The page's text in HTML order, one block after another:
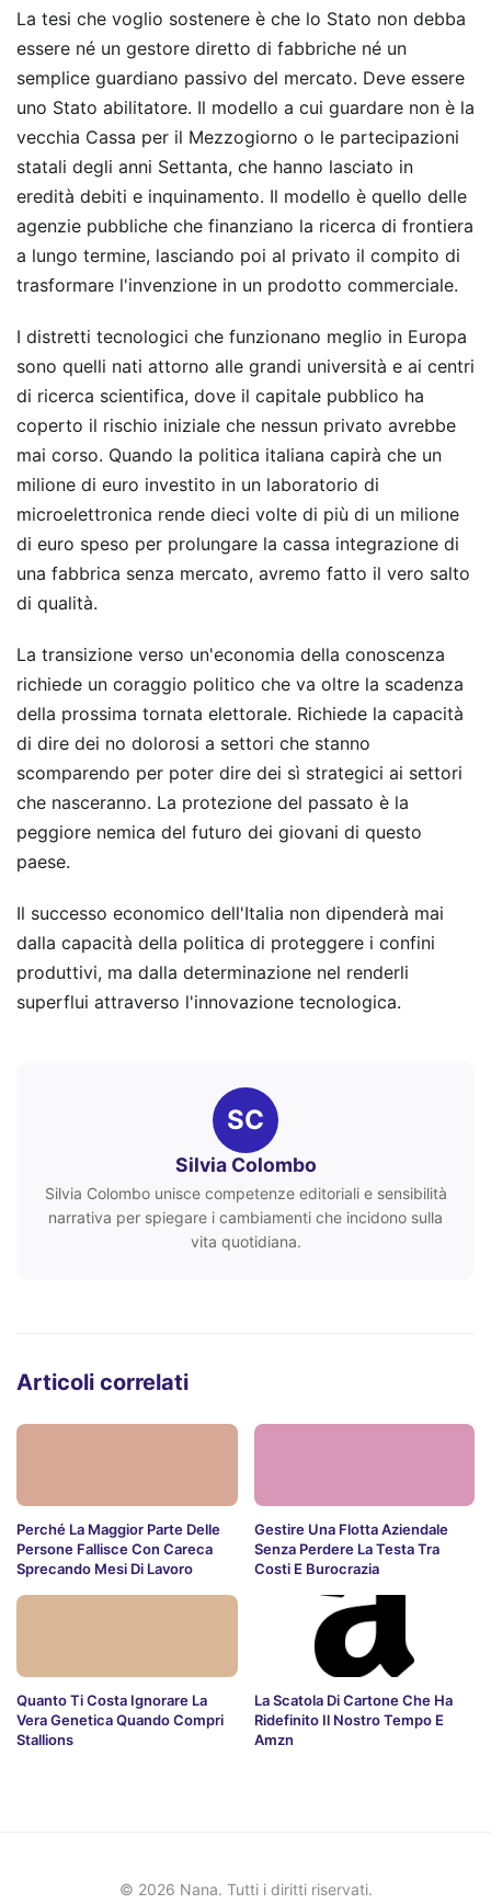
La tesi che voglio sostenere è che lo Stato non debba
essere né un gestore diretto di fabbriche né un
semplice guardiano passivo del mercato. Deve essere
uno Stato abilitatore. Il modello a cui guardare non è la
vecchia Cassa per il Mezzogiorno o le partecipazioni
statali degli anni Settanta, che hanno lasciato in
eredità debiti e inquinamento. Il modello è quello delle
agenzie pubbliche che finanziano la ricerca di frontiera
a lungo termine, lasciando poi al privato il compito di
trasformare l'invenzione in un prodotto commerciale.
I distretti tecnologici che funzionano meglio in Europa
sono quelli nati attorno alle grandi università e ai centri
di ricerca scientifica, dove il capitale pubblico ha
coperto il rischio iniziale che nessun privato avrebbe
mai corso. Quando la politica italiana capirà che un
milione di euro investito in un laboratorio di
microelettronica rende dieci volte di più di un milione
di euro speso per prolungare la cassa integrazione di
una fabbrica senza mercato, avremo fatto il vero salto
di qualità.
La transizione verso un'economia della conoscenza
richiede un coraggio politico che va oltre la scadenza
della prossima tornata elettorale. Richiede la capacità
di dire dei no dolorosi a settori che stanno
scomparendo per poter dire dei sì strategici ai settori
che nasceranno. La protezione del passato è la
peggiore nemica del futuro dei giovani di questo
paese.
Il successo economico dell'Italia non dipenderà mai
dalla capacità della politica di proteggere i confini
produttivi, ma dalla determinazione nel renderli
superflui attraverso l'innovazione tecnologica.
SC
Silvia Colombo
Silvia Colombo unisce competenze editoriali e sensibilità
narrativa per spiegare i cambiamenti che incidono sulla
vita quotidiana.
Articoli correlati
Perché La Maggior Parte Delle
Persone Fallisce Con Careca
Sprecando Mesi Di Lavoro
Gestire Una Flotta Aziendale
Senza Perdere La Testa Tra
Costi E Burocrazia
Quanto Ti Costa Ignorare La
Vera Genetica Quando Compri
Stallions
La Scatola Di Cartone Che Ha
Ridefinito Il Nostro Tempo E
Amzn
© 2026 Nana. Tutti i diritti riservati.